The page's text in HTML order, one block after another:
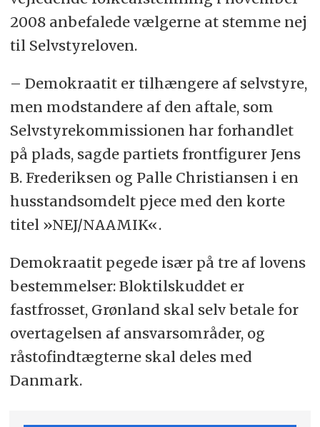
2008 anbefalede vælgerne at stemme nej
til Selvstyreloven.
– Demokraatit er tilhængere af selvstyre,
men modstandere af den aftale, som
Selvstyrekommissionen har forhandlet
på plads, sagde partiets frontfigurer Jens
B. Frederiksen og Palle Christiansen i en
husstandsomdelt pjece med den korte
titel »NEJ/NAAMIK«.
Demokraatit pegede især på tre af lovens
bestemmelser: Bloktilskuddet er
fastfrosset, Grønland skal selv betale for
overtagelsen af ansvarsområder, og
råstofindtægterne skal deles med
Danmark.